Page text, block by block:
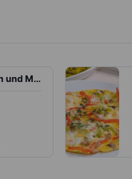
Joghurt mit Beeren und Müsli